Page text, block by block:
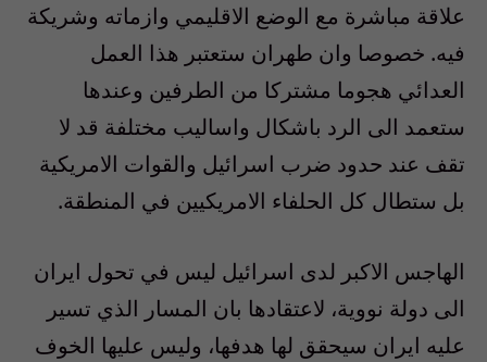
علاقة مباشرة مع الوضع الاقليمي وازماته وشريكة
فيه. خصوصا وان طهران ستعتبر هذا العمل
العدائي هجوما مشتركا من الطرفين وعندها
ستعمد الى الرد باشكال واساليب مختلفة قد لا
تقف عند حدود ضرب اسرائيل والقوات الامريكية
بل ستطال كل الحلفاء الامريكيين في المنطقة.
الهاجس الاكبر لدى اسرائيل ليس في تحول ايران
الى دولة نووية، لاعتقادها بان المسار الذي تسير
عليه ايران سيحقق لها هدفها، وليس عليها الخوف